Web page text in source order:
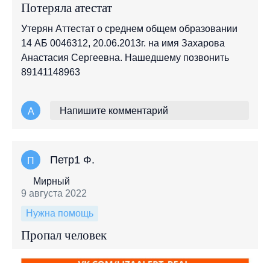
Потеряла атестат
Утерян Аттестат о среднем общем образовании
14 АБ 0046312, 20.06.2013г. на имя Захарова
Анастасия Сергеевна. Нашедшему позвонить
89141148963
A Напишите комментарий
П Петр1 Ф.
Мирный
9 августа 2022
Нужна помощь
Пропал человек